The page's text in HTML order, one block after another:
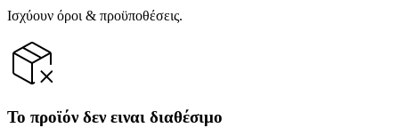
Ισχύουν όροι & προϋποθέσεις.
Το προϊόν δεν ειναι διαθέσιμο